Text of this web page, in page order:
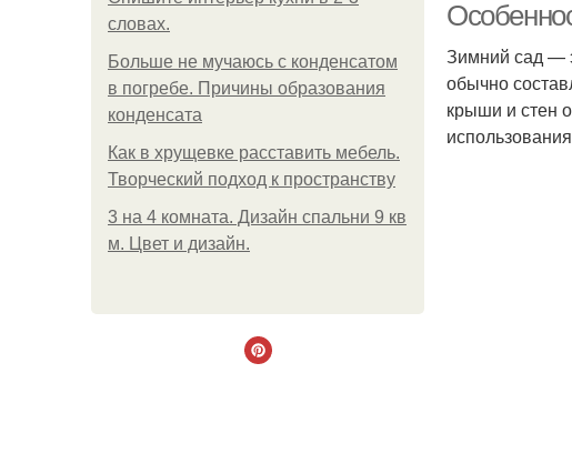
словах.
Больше не мучаюсь с конденсатом
в погребе. Причины образования
конденсата
Как в хрущевке расставить мебель.
Творческий подход к пространству
3 на 4 комната. Дизайн спальни 9 кв
м. Цвет и дизайн.
Окна на
Зимний сад —
обычно
крыши и стен